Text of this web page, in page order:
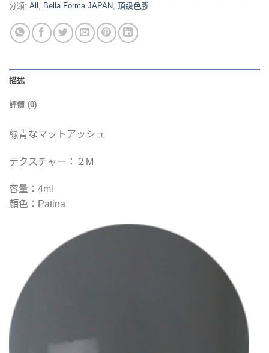
分類: All Bella Forma JAPAN 頂級色膠
描述
評價 (0)
緑青なマットアッシュ
テクスチャー：２M
容量：4ml
顏色：Patina